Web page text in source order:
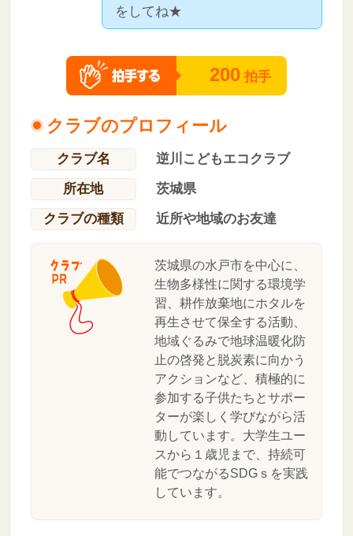
をしてね★
200 拍手
クラブのプロフィール
クラブ名
逆川こどもエコクラブ
所在地
茨城県
クラブの種類
近所や地域のお友達
茨城県の水戸市を中心に、
生物多様性に関する環境学
習、耕作放棄地にホタルを
再生させて保全する活動、
地域ぐるみで地球温暖化防
止の啓発と脱炭素に向かう
アクションなど、積極的に
参加する子供たちとサポー
ターが楽しく学びながら活
動しています。大学生ユー
スから１歳児まで、持続可
能でつながるSDGｓを実践
しています。